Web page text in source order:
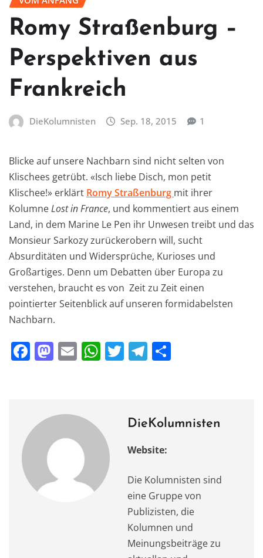
Romy Straßenburg –
Perspektiven aus
Frankreich
DieKolumnisten Sep. 18, 2015 1
Blicke auf unsere Nachbarn sind nicht selten von
Klischees getrübt. «Isch liebe Disch, mon petit
Klischee!» erklärt Romy Straßenburg mit ihrer
KolumneLost in France, und kommentiert aus einem
Land, in dem Marine Le Pen ihr Unwesen treibt und das
Monsieur Sarkozy zurückerobern will, sucht
Absurditäten und Widersprüche, Kurioses und
Großartiges. Denn um Debatten über Europa zu
verstehen, braucht es von Zeit zu Zeit einen
pointierter Seitenblick auf unseren formidabelsten
Nachbarn.
F
b
k
M
o
o
E W
A
p
p
T
r
T
a
m
DieKolumnisten
Website:
Die Kolumnisten sind
eine Gruppe von
Publizisten, die
Kolumnen und
Meinungsbeiträge zu